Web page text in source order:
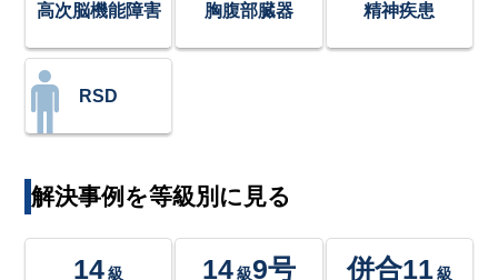
高次脳機能障害 胸腹部臓器 精神疾患
RSD
解決事例を等級別に見る
14 級 14級9号 併合11 級